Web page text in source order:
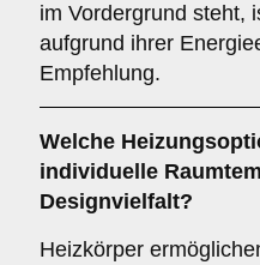
im Vordergrund steht,
aufgrund ihrer
Empfehlung.
Welche
individuelle
Designvielfalt?
Heizkörper